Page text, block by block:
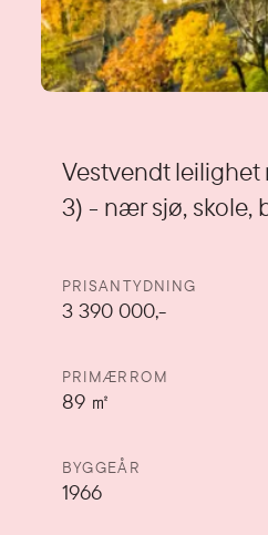
Vestvendt
3) - nær sjø, skole,
Detaljer
PRISANTYDNING
3 390 000,-
PRIMÆRROM
89㎡
BYGGEÅR
1966